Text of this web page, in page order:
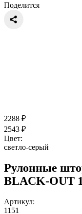
Поделится
2288 ₽
2543 ₽
Цвет:
светло-серый
Рулонные
BLACK-OUT
Артикул:
1151